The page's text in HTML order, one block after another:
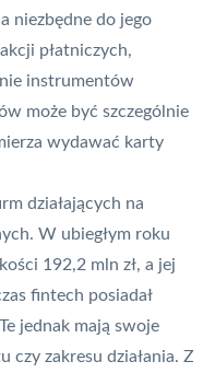
niezbędne do jego
płatniczych,
instrumentów
może być szczególnie
wydawać karty
działających na
W ubiegłym roku
192,2 mln zł, a jej
fintech posiadał
jednak mają swoje
zakresu działania. Z